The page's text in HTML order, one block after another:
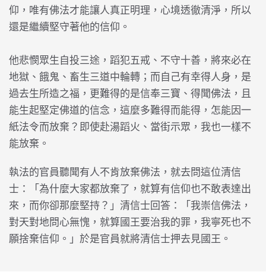
仰，唯有佛法才能讓人真正明理，心境透徹清淨，所以
還是繼續堅守著他的信仰。
他悲憫眾生自投三途，蹈犯五戒、不守十善，將來必在
地獄、餓鬼、畜生三道中輪轉；而自己有幸得人身，是
過去生所造之福，更難得的是信奉三寶、得聞佛法，且
能生起堅定佛道的信念，這麼多難得而能得，怎能因一
紙法令而放棄？即使赴湯蹈火、當街示眾，我也一樣不
能放棄。
執法的官員聽聞有人不肯放棄佛法，就去問這位清信
士：「為什麼大家都放棄了，就算有信仰也不敢表達出
來，而你卻那麼堅持？」清信士回答：「我崇信佛法，
對天對地問心無愧，就算國王要治我的罪，我寧死也不
願捨棄信仰。」於是官員就將清信士押去見國王。